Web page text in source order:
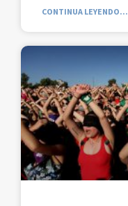
CONTINUA LEYENDO...